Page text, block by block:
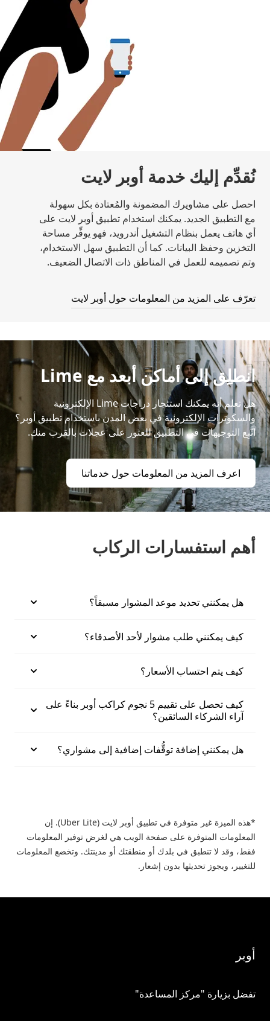
نُقدِّم إليك خدمة أوبر لايت
احصل على مشاويرك المضمونة والمُعتادة بكل سهولة
مع التطبيق الجديد. يمكنك استخدام تطبيق أوبر لايت على
أي هاتف يعمل بنظام التشغيل أندرويد، فهو يوفِّر مساحة
التخزين وحفظ البيانات. كما أن التطبيق سهل الاستخدام،
وتم تصميمه للعمل في المناطق ذات الاتصال الضعيف.
تعرّف على المزيد من المعلومات حول أوبر لايت
انطلِق إلى أماكن أبعد مع Lime
هل تعلم أنه يمكنك استئجار دراجات Lime الإلكترونية
والسكوترات الإلكترونية في بعض المدن باستخدام تطبيق أوبر؟
اتَّبِع التوجيهات في التطبيق للعثور على عجلات بالقرب منك.
اعرف المزيد من المعلومات حول خدماتنا
أهم استفسارات الركاب
هل يمكنني تحديد موعد المشوار مسبقاً؟
كيف يمكنني طلب مشوار لأحد الأصدقاء؟
كيف يتم احتساب الأسعار؟
كيف تحصل على تقييم 5 نجوم كراكب أوبر بناءً على
آراء الشركاء السائقين؟
هل يمكنني إضافة توقُّفات إضافية إلى مشواري؟
*هذه الميزة غير متوفرة في تطبيق أوبر لايت (Uber Lite). إن
المعلومات المتوفرة على صفحة الويب هي لغرض توفير المعلومات
فقط، وقد لا تنطبق في بلدك أو منطقتك أو مدينتك. وتخضع المعلومات
للتغيير، ويجوز تحديثها بدون إشعار.
أوبر
تفضل بزيارة "مركز المساعدة"